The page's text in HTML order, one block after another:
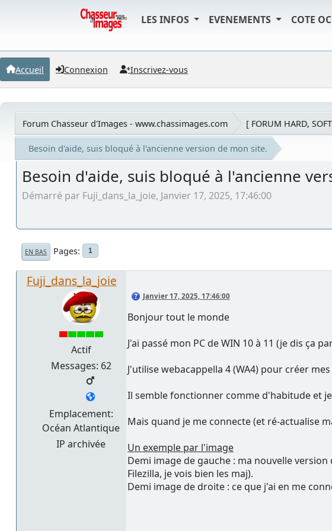
LES INFOS EVENEMENTS COTE
Accueil Connexion Inscrivez-vous
Forum Chasseur d'Images - www.chassimages.com [ FORUM HARD,
Besoin d'aide, suis bloqué à l'ancienne version de mon site.
Besoin d'aide, suis bloqué à l'ancienne
Démarré par Fuji_dans_la_joie, Janvier 17, 2025, 17:46:00
EN BAS Pages 1
Fuji_dans_la_joie
Actif
Messages: 62
Emplacement:
Océan Atlantique
IP archivée
Janvier 17, 2025, 17:46:00
Bonjour tout le monde
J'ai passé mon PC de WIN 10 à 11 (je dis ça
J'utilise webacappella 4 (WA4) pour créer
Il semble fonctionner comme d'habitude et
Mais quand je me connecte (et ré-actualise
Un exemple par l'image
Demi image de gauche : ma nouvelle
Filezilla, je vois bien les maj).
Demi image de droite : ce que j'ai en me